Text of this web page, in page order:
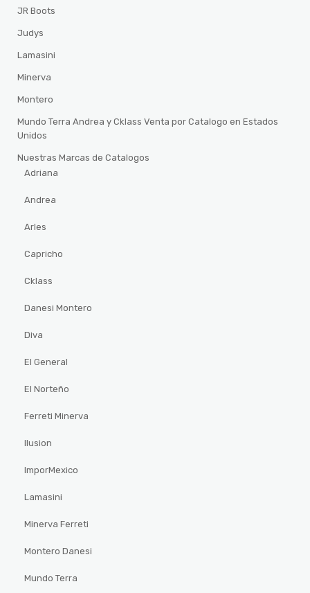
JR Boots
Judys
Lamasini
Minerva
Montero
Mundo Terra Andrea y Cklass Venta por Catalogo en Estados
Unidos
Nuestras Marcas de Catalogos
Adriana
Andrea
Arles
Capricho
Cklass
Danesi Montero
Diva
El General
El Norteño
Ferreti Minerva
Ilusion
ImporMexico
Lamasini
Minerva Ferreti
Montero Danesi
Mundo Terra